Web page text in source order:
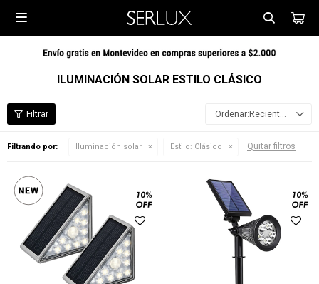

ILUMINACIÓN SOLAR ESTILO CLÁSICO
Recientes
Filtrando por: Iluminación solar Estilo: Clásico Quitar filtros